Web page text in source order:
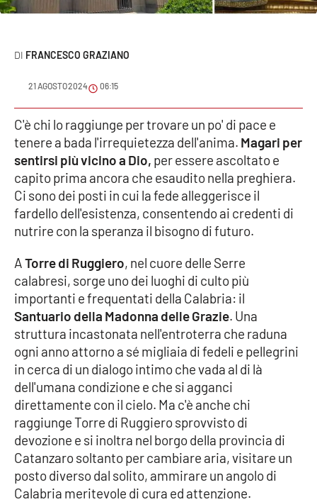
Editoriali
VIDEO
Ambiente
Cronaca
Cultura
Economia e Lavoro
Politica
Sanità
Società
Sport
RUBRICHE
Good Morning Vietnam
FRANCESCO GRAZIANO
21 AGOSTO 2024 06:15
C'è chi lo raggiunge per trovare un po' di pace e
tenere a bada l'irrequietezza dell'anima. Magari per
sentirsi più vicino a Dio, per essere ascoltato e
capito prima ancora che esaudito nella preghiera.
Ci sono dei posti in cui la fede alleggerisce il
fardello dell'esistenza, consentendo ai credenti di
nutrire con la speranza il bisogno di futuro.
ATorre di Ruggiero, nel cuore delle Serre
calabresi, sorge uno dei luoghi di culto più
importanti e frequentati della Calabria: il
Santuario della Madonna delle Grazie. Una
struttura incastonata nell'entroterra che raduna
ogni anno attorno a sé migliaia di fedeli e pellegrini
in cerca di un dialogo intimo che vada al di là
dell'umana condizione e che si agganci
direttamente con il cielo. Ma c'è anche chi
raggiunge Torre di Ruggiero sprovvisto di
devozione e si inoltra nel borgo della provincia di
Catanzaro soltanto per cambiare aria, visitare un
posto diverso dal solito, ammirare un angolo di
Calabria meritevole di cura ed attenzione.